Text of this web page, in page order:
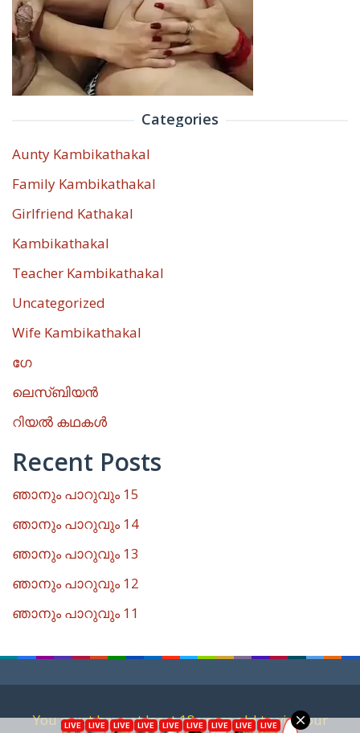
Categories
Aunty Kambikathakal
Family Kambikathakal
Girlfriend Kathakal
Kambikathakal
Teacher Kambikathakal
Uncategorized
Wife Kambikathakal
ഗേ
ലെസ്ബിയൻ
റിയൽ കഥകൾ
Recent Posts
ഞാനും പാറുവും 15
ഞാനും പാറുവും 14
ഞാനും പാറുവും 13
ഞാനും പാറുവും 12
ഞാനും പാറുവും 11
You must have at least 18 years old to visit our